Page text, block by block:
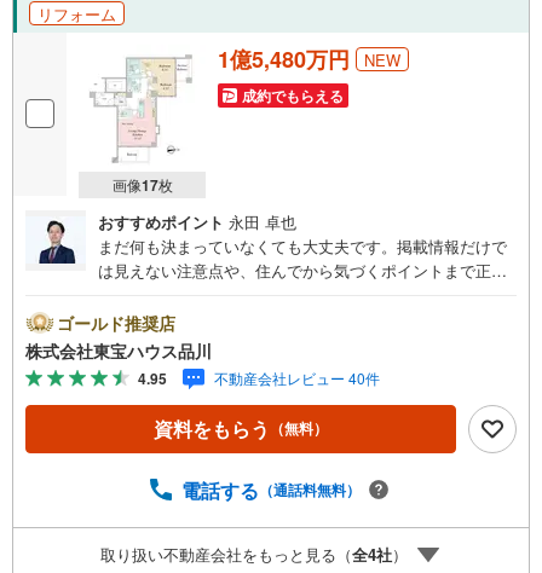
リフォーム
画像17枚
1億5,480万円 NEW
成約でもらえる
おすすめポイント 永田 卓也
まだ何も決まっていなくても大丈夫です。掲載情報だけで
は見えない注意点や、住んでから気づくポイントまで正直
とも包み隠さずお伝えし、「納得して選ぶ」ためのサポー
トを大切にしています。現地でしか分からないリアルな情
報も含めて、一緒に後悔しない住まい探しを進めていきま
しょう。まずはお気軽にご相談ください。【Yahoo！ 不動
産キャンペーン対象店舗】当店で物件を成約するとPayPay
ボーナスライトがもらえる「Yahoo！ 不動産 物件ご成約キ
予約をする」ボタンからお問い合わせください。※必ずYah
スライトは出金と譲渡はできません。ご案内・詳細な資料
のご請求はお気軽にどうぞ♪お電話でのお問い合わせも常
ゴールド推奨店
株式会社東宝ハウス品川
4.95 不動産会社レビュー 40件
資料をもらう （無料）
電話する （通話料無料）
取り扱い不動産会社をもっと見る（全4社）